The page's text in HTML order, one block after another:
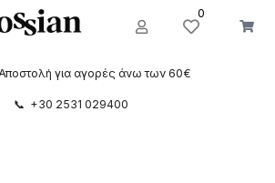
0
για αγορές άνω των 60€
📞 +30 2531 029400